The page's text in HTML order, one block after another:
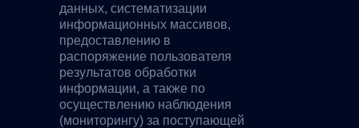
данных, систематизации
информационных массивов,
предоставлению в
распоряжение пользователя
результатов обработки
информации, а также по
осуществлению наблюдения
(мониторингу) за поступающей